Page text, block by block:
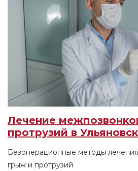
Лечение
протрузий в
Безоперационные методы
грыж и протрузий